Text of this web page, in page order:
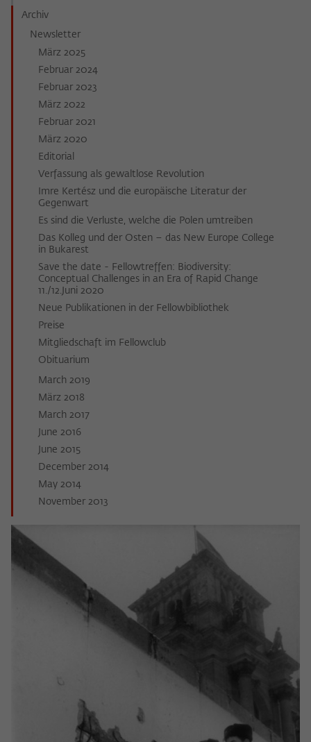
Archiv
Newsletter
März 2025
Februar 2024
Februar 2023
März 2022
Februar 2021
März 2020
Editorial
Verfassung als gewaltlose Revolution
Imre Kertész und die europäische Literatur der
Gegenwart
Es sind die Verluste, welche die Polen umtreiben
Das Kolleg und der Osten – das New Europe College
in Bukarest
Save the date - Fellowtreffen: Biodiversity:
Conceptual Challenges in an Era of Rapid Change
11./12.Juni 2020
Neue Publikationen in der Fellowbibliothek
Preise
Mitgliedschaft im Fellowclub
Obituarium
March 2019
März 2018
March 2017
June 2016
June 2015
December 2014
May 2014
November 2013